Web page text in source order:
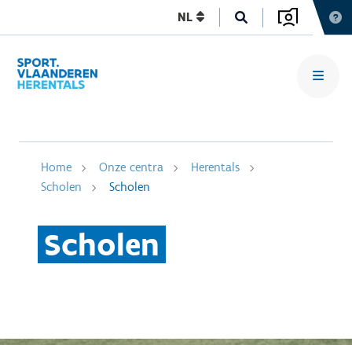
NL
Home Onze centra
Herentals
Scholen
Scholen
Scholen